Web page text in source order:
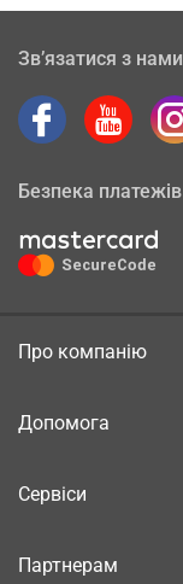
Зв’язатися з нами
Безпека платежів
Про компанію
Допомога
Сервіси
Партнерам